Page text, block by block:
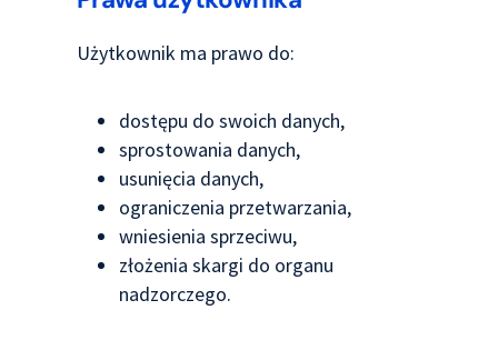
Użytkownik ma prawo do:
dostępu do swoich danych,
sprostowania danych,
usunięcia danych,
ograniczenia przetwarzania,
wniesienia sprzeciwu,
złożenia skargi do organu
nadzorczego.